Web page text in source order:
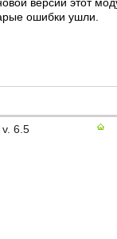
ошибки ушли.
v. 6.5